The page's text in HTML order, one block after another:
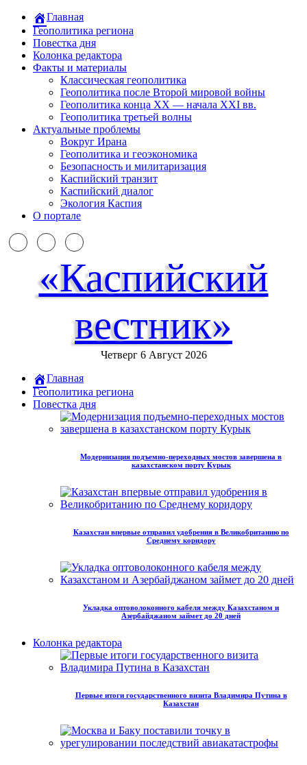
Главная
Геополитика региона
Повестка дня
Колонка редактора
Факты и материалы
Классическая геополитика
Геополитика после Второй мировой войны
Геополитика конца XX — начала XXI вв.
Геополитика третьей волны
Актуальные проблемы
Вокруг Ирана
Геополитика и геоэкономика
Безопасность и милитаризация
Каспийский транзит
Каспийский диалог
Экология Каспия
О портале
«Каспийский
вестник»
Четверг 6 Август 2026
Главная
Геополитика региона
Повестка дня
Модернизация подъемно-переходных мостов завершена в
казахстанском порту Курык
Казахстан впервые отправил удобрения в Великобританию по
Среднему коридору
Укладка оптоволоконного кабеля между Казахстаном и
Азербайджаном займет до 20 дней
Колонка редактора
Первые итоги государственного визита Владимира Путина в
Казахстан